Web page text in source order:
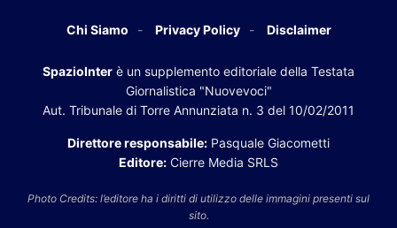
Chi Siamo Privacy Policy Disclaimer
SpazioInter è un supplemento editoriale della Testata
Giornalistica "Nuovevoci"
Aut. Tribunale di Torre Annunziata n. 3 del 10/02/2011
Direttore responsabile: Pasquale Giacometti
Editore: Cierre Media SRLS
Photo Credits: l’editore ha i diritti di utilizzo delle immagini presenti sul
sito.